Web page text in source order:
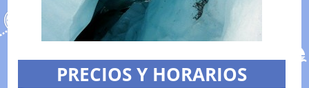
PRECIOS Y HORARIOS